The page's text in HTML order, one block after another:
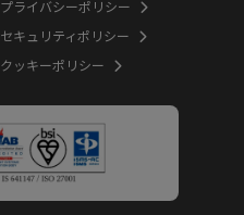
プライバシーポリシー
セキュリティポリシー
クッキーポリシー